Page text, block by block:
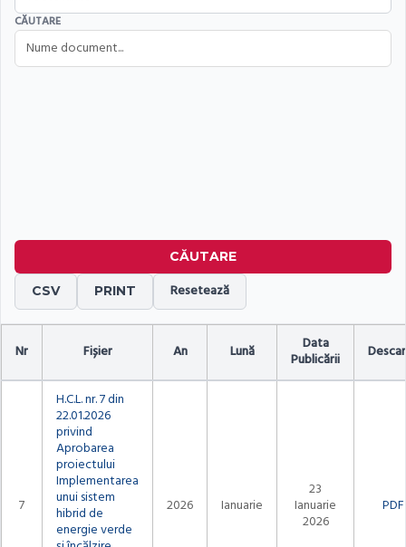
CĂUTARE
CĂUTARE
CSV PRINT Resetează
Nr Fișier An Lună Data
Publicării
7
H.C.L. nr. 7 din
22.01.2026
privind
Aprobarea
proiectului
Implementarea
unui sistem
hibrid de
energie verde
2026 Ianuarie
23
Ianuarie
2026
PDF